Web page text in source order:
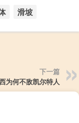
滑坡
下一篇
为何不敌凯尔特人